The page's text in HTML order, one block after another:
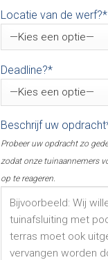
Locatie van de werf?*
Deadline?*
Beschrijf uw
Probeer uw opdracht zo
zodat onze tuinaannemers
op te reageren.